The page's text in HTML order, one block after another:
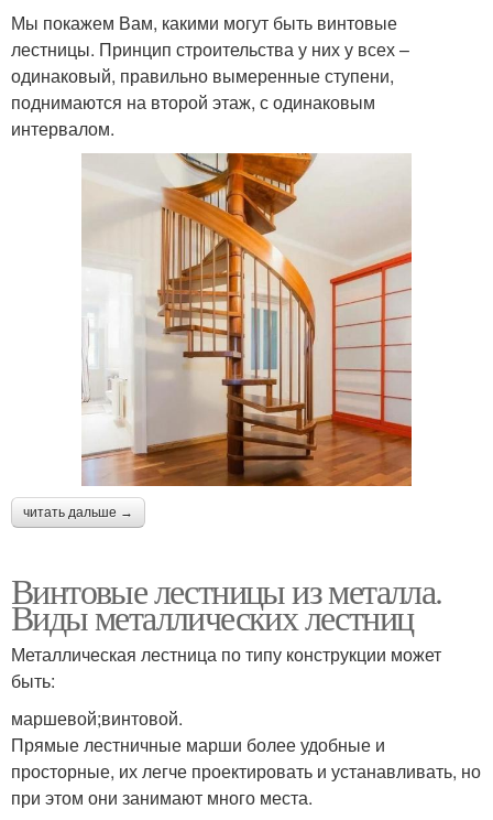
Мы покажем Вам, какими могут быть винтовые
лестницы. Принцип строительства у них у всех –
одинаковый, правильно вымеренные ступени,
поднимаются на второй этаж, с одинаковым
интервалом.
читать дальше →
Винтовые лестницы из металла.
Виды металлических лестниц
Металлическая лестница по типу конструкции может
быть:
маршевой;винтовой.
Прямые лестничные марши более удобные и
просторные, их легче проектировать и устанавливать, но
при этом они занимают много места.